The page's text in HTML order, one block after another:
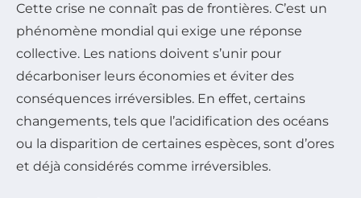
Cette crise ne connaît pas de frontières. C’est un
phénomène mondial qui exige une réponse
collective. Les nations doivent s’unir pour
décarboniser leurs économies et éviter des
conséquences irréversibles. En effet, certains
changements, tels que l’acidification des océans
ou la disparition de certaines espèces, sont d’ores
et déjà considérés comme irréversibles.